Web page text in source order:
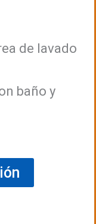
de lavado
baño y